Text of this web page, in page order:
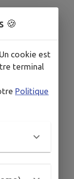
🍪
cookie est
terminal
Politique